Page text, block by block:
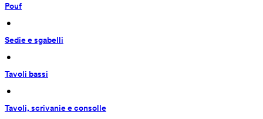
Pouf
•
Sedie e sgabelli
•
Tavoli bassi
•
Tavoli, scrivanie e consolle